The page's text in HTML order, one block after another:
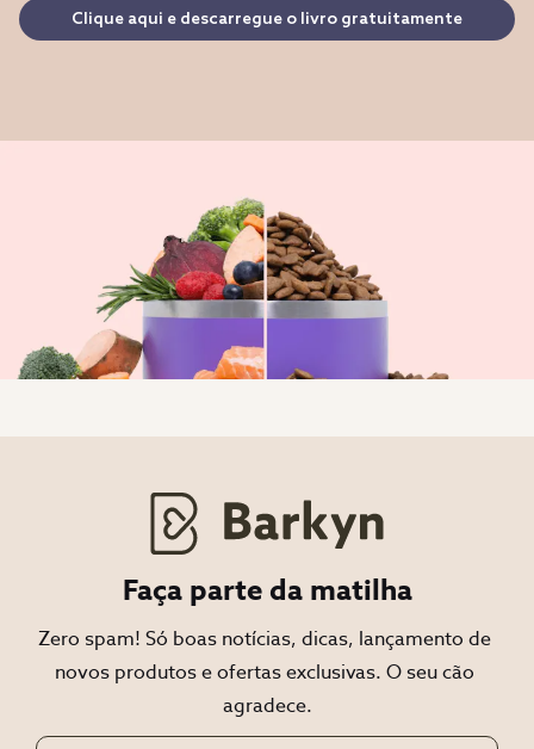
Clique aqui e descarregue o livro gratuitamente
Faça parte da matilha
Zero spam! Só boas notícias, dicas, lançamento de
novos produtos e ofertas exclusivas. O seu cão
agradece.